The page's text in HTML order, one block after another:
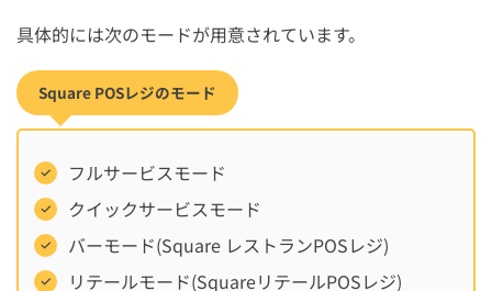
具体的には次のモードが用意されています。
Square POSレジのモード
フルサービスモード
クイックサービスモード
バーモード(Square レストランPOSレジ)
リテールモード(SquareリテールPOSレジ)